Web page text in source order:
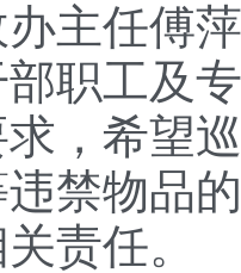
主任傅
职工及
，希望
禁物品
责任。